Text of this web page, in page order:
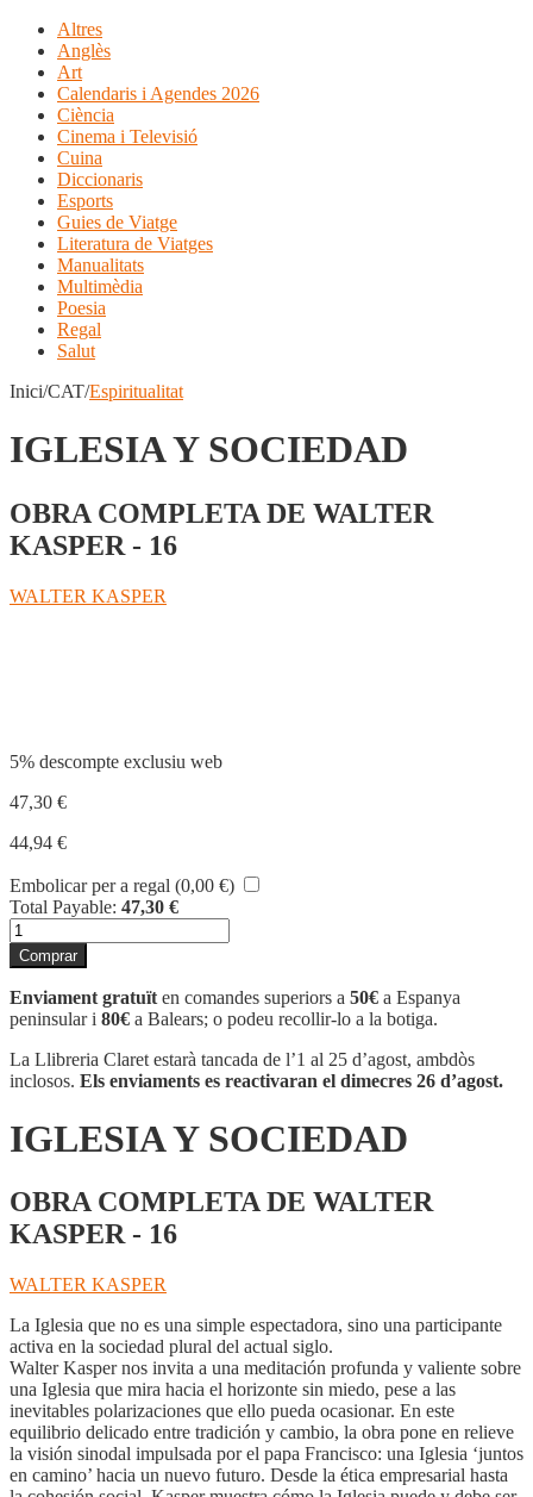
Altres
Anglès
Art
Calendaris i Agendes 2026
Ciència
Cinema i Televisió
Cuina
Diccionaris
Esports
Guies de Viatge
Literatura de Viatges
Manualitats
Multimèdia
Poesia
Regal
Salut
Inici/CAT/Espiritualitat
IGLESIA Y SOCIEDAD
OBRA COMPLETA DE WALTER
KASPER - 16
WALTER KASPER
5% descompte exclusiu web
47,30 €
44,94 €
Embolicar per a regal (0,00 €)
Total Payable: 47,30 €
quantitat
de
IGLESIA
Y
SOCIEDAD
Comprar
Enviament gratuït en comandes superiors a 50€ a Espanya
peninsular i 80€ a Balears; o podeu recollir-lo a la botiga.
La Llibreria Claret estarà tancada de l’1 al 25 d’agost, ambdòs
inclosos. Els enviaments es reactivaran el dimecres 26 d’agost.
IGLESIA Y SOCIEDAD
OBRA COMPLETA DE WALTER
KASPER - 16
WALTER KASPER
La Iglesia que no es una simple espectadora, sino una participante
activa en la sociedad plural del actual siglo.
Walter Kasper nos invita a una meditación profunda y valiente sobre
una Iglesia que mira hacia el horizonte sin miedo, pese a las
inevitables polarizaciones que ello pueda ocasionar. En este
equilibrio delicado entre tradición y cambio, la obra pone en relieve
la visión sinodal impulsada por el papa Francisco: una Iglesia ‘juntos
en camino’ hacia un nuevo futuro. Desde la ética empresarial hasta